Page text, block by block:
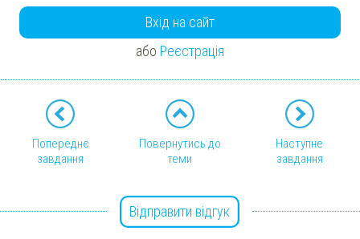
Вхід на сайт
або Реєстрація
Попереднє
завдання
Повернутись до
теми
Наступне
завдання
Відправити відгук